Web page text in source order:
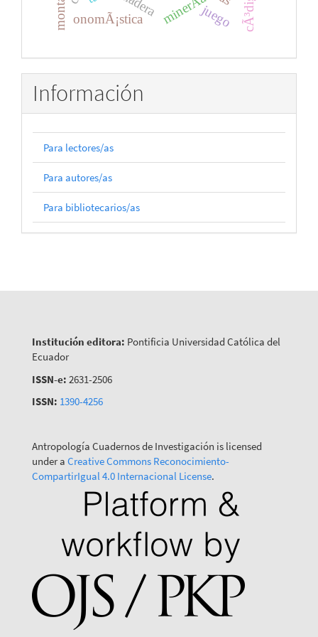
minerÃ­a
onomÃ¡stica juego
Información
Para lectores/as
Para autores/as
Para bibliotecarios/as
Institución editora: Pontificia Universidad Católica del
Ecuador
ISSN-e: 2631-2506
ISSN: 1390-4256
Antropología Cuadernos de Investigación is licensed
under a Creative Commons Reconocimiento-
CompartirIgual 4.0 Internacional License.